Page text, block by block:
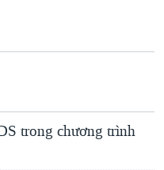
trong chương trình